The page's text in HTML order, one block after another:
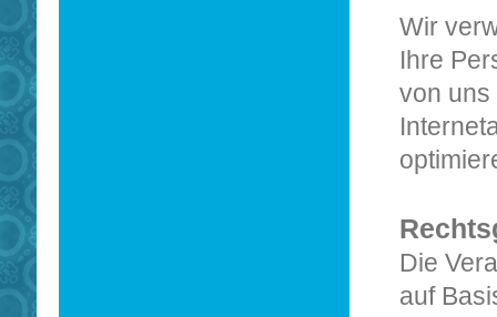
Wir
Ihre
von uns
Die
auf